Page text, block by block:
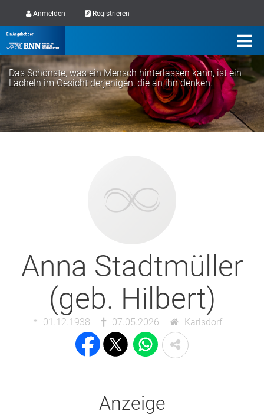
Anmelden Registrieren
Das Schönste, was ein Mensch hinterlassen kann, ist ein
Lächeln im Gesicht derjenigen, die an ihn denken.
Anna Stadtmüller
(geb. Hilbert)
01.12.1938 07.05.2026 Karlsdorf
Anzeige